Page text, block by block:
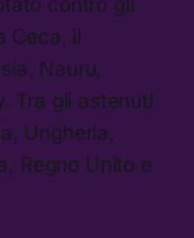
Ceca, il
Nauru,
Tra gli astenuti
Ungheria,
Regno Unito e